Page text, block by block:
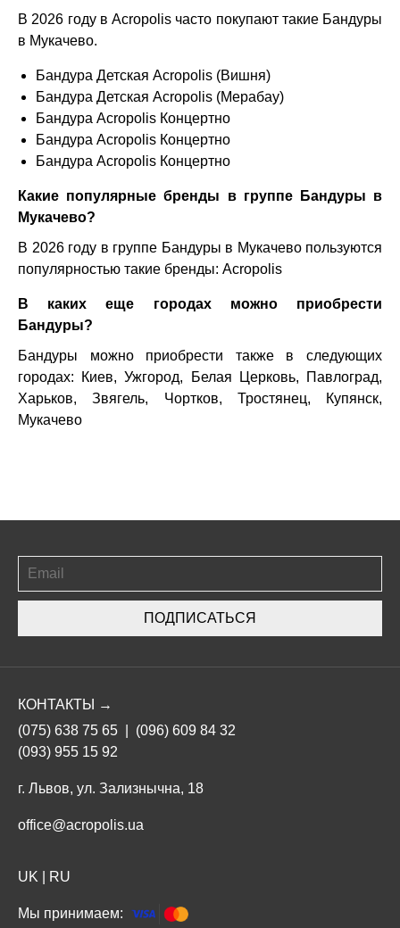
В 2026 году в Acropolis часто покупают такие Бандуры
в Мукачево.
Бандура Детская Acropolis (Вишня)
Бандура Детская Acropolis (Мерабау)
Бандура Acropolis Концертно
Бандура Acropolis Концертно
Бандура Acropolis Концертно
Какие популярные бренды в группе Бандуры в
Мукачево?
В 2026 году в группе Бандуры в Мукачево пользуются
популярностью такие бренды: Acropolis
В каких еще городах можно приобрести
Бандуры?
Бандуры можно приобрести также в следующих
городах:
Киев,Ужгород, Белая Церковь, Павлоград,
Харьков,Звягель, Чортков, Тростянец, Купянск,
Мукачево
ПОДПИСАТЬСЯ
КОНТАКТЫ →
(075) 638 75 65
(096) 609 84 32
(093) 955 15 92
г. Львов, ул. Зализнычна, 18
office@acropolis.ua
UK RU
Мы принимаем: